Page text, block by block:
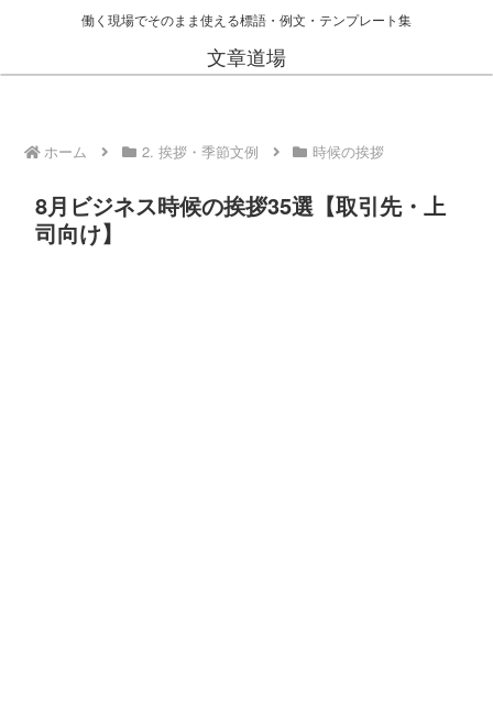
働く現場でそのまま使える標語・例文・テンプレート集
文章道場
ホーム 2. 挨拶・季節文例 時候の挨拶
8月ビジネス時候の挨拶35選【取引先・上
司向け】